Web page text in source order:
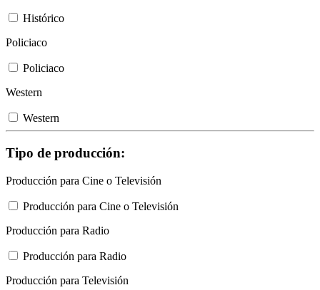
Histórico
Policiaco
Policiaco
Western
Western
Tipo de producción:
Producción para Cine o Televisión
Producción para Cine o Televisión
Producción para Radio
Producción para Radio
Producción para Televisión